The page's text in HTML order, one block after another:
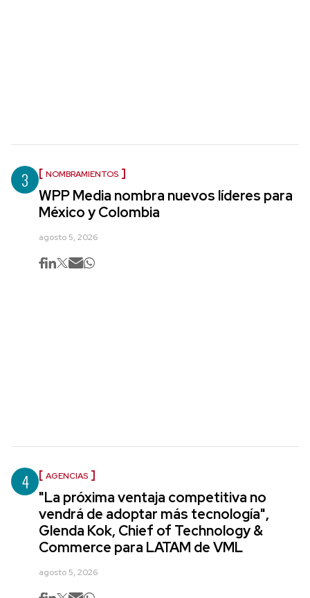
3 NOMBRAMIENTOS
WPP Media nombra nuevos líderes para
México y Colombia
agosto 5, 2026
4 AGENCIAS
"La próxima ventaja competitiva no
vendrá de adoptar más tecnología",
Glenda Kok, Chief of Technology &
Commerce para LATAM de VML
agosto 5, 2026